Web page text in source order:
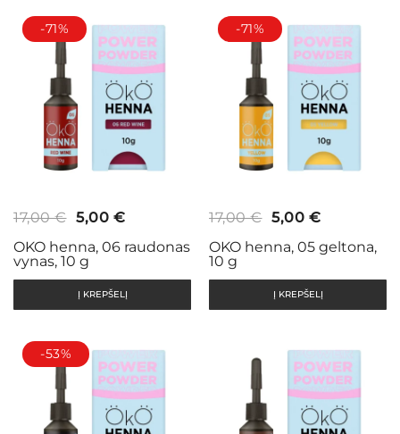
-71%
17,00€ Original
price
was:
17,00 €.
5,00 €Current
price
OKO henna, 06 raudonas
vynas, 10 g
Į KREPŠELĮ
-71%
17,00€ Original
price
17,00 €.
5,00 €Current
price
OKO henna, 05 geltona,
10 g
Į KREPŠELĮ
-53%